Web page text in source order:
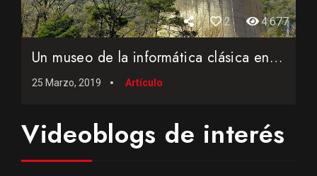
2 4.677
Un museo de la informática clásica en una central térmica
25 Marzo, 2019 Artículo
Videoblogs de interés